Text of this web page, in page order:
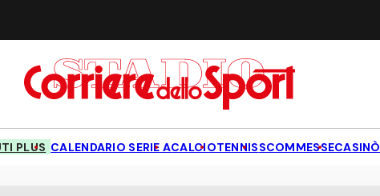
PLUS CALENDARIO SERIE ACALCIOTENNISSCOMMESSECASINÒ